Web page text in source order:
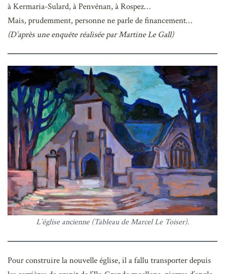
à Kermaria-Sulard, à Penvénan, à Rospez…
Mais, prudemment, personne ne parle de financement…
(D’après une enquête réalisée par Martine Le Gall)
L’église ancienne (Tableau de Marcel Le Toiser).
Pour construire la nouvelle église, il a fallu transporter depuis